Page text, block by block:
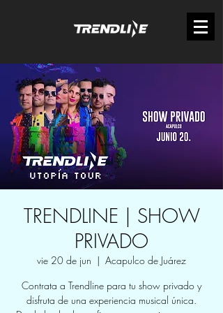
TRENDLINE | SHOW
PRIVADO
vie 20 de jun
  |
Acapulco de Juárez
Contrata a Trendline para tu show privado y
disfruta de una experiencia musical única.